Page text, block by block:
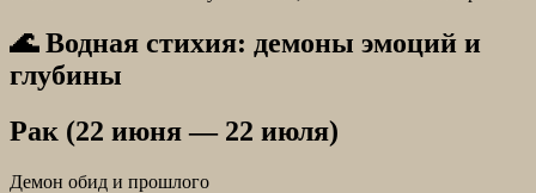
🌊 Водная стихия: демоны эмоций и
глубины
Рак (22 июня — 22 июля)
Демон обид и прошлого